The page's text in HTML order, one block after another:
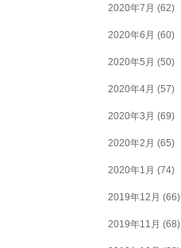
2020年7月 (62)
2020年6月 (60)
2020年5月 (50)
2020年4月 (57)
2020年3月 (69)
2020年2月 (65)
2020年1月 (74)
2019年12月 (66)
2019年11月 (68)